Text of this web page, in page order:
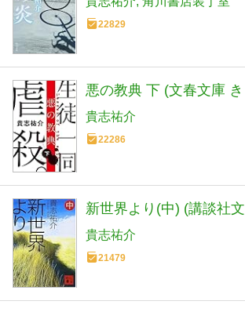
22829
悪の教典 下 (文春文庫
貴志祐介
22286
新世界より(中) (講談社
貴志祐介
21479